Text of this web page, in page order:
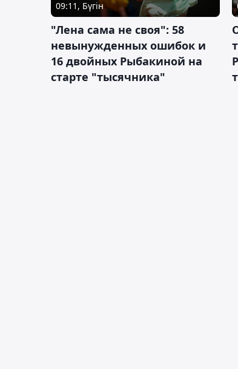
09:11, Бүгін
"Лена сама не своя": 58
невынужденных ошибок и
16 двойных Рыбакиной на
старте "тысячника"